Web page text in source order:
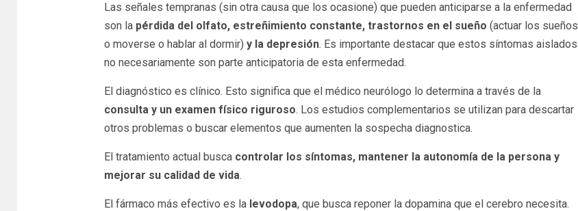
Las señales tempranas (sin otra causa que los ocasione) que pueden anticiparse a la enfermedad
son la pérdida del olfato, estreñimiento constante, trastornos en el sueño (actuar los sueños
o moverse o hablar al dormir) y la depresión. Es importante destacar que estos síntomas aislados
no necesariamente son parte anticipatoria de esta enfermedad.
El diagnóstico es clínico. Esto significa que el médico neurólogo lo determina a través de la
consulta y un examen físico riguroso. Los estudios complementarios se utilizan para descartar
otros problemas o buscar elementos que aumenten la sospecha diagnostica.
El tratamiento actual buscacontrolar los síntomas, mantener la autonomía de la persona y
mejorar su calidad de vida.
El fármaco más efectivo es la levodopa, que busca reponer la dopamina que el cerebro necesita.